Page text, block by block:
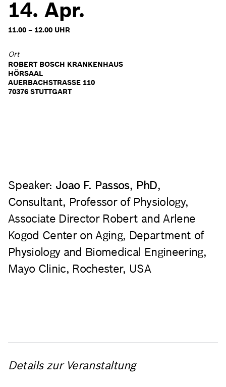
14. Apr.
11.00 – 12.00 UHR
Ort
ROBERT BOSCH KRANKENHAUS
HÖRSAAL
AUERBACHSTRASSE 110
70376 STUTTGART
Speaker: Joao F. Passos, PhD,
Consultant, Professor of Physiology,
Associate Director Robert and Arlene
Kogod Center on Aging, Department of
Physiology and Biomedical Engineering,
Mayo Clinic, Rochester, USA
Details zur Veranstaltung